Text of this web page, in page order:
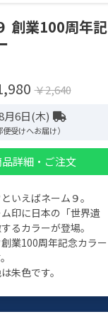
創業100周年記
￥2,640
月6日(木)
受けへお届け）
品詳細・ご注文
いえばネーム９。
印に日本の「世界遺
るカラーが登場。
業100周年記念カラー
朱色です。